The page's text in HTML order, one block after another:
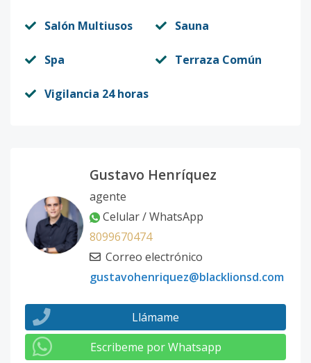
Salón Multiusos Sauna
Spa Terraza Común
Vigilancia 24 horas
Gustavo Henríquez
agente
Celular / WhatsApp
8099670474
Correo electrónico
gustavohenriquez@blacklionsd.com
Llámame
Escribeme por Whatsapp